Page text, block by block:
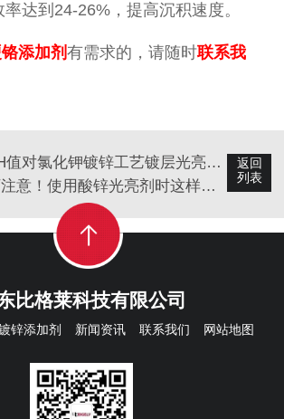
达到 24-26% ，提高沉积速度。
添加剂有需求的，请随时联系我
返回
列表
对氯化钾镀锌工艺镀层光亮度的影响
使用酸锌光亮剂时这样做，会导致镀层不亮！（二）
比格莱科技有限公司
锌添加剂 新闻资讯 联系我们 网站地图